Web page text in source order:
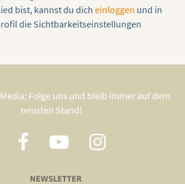
bist, kannst du dich einloggen und in
die Sichtbarkeitseinstellungen
Folge uns und bleib immer auf dem
neusten Stand!
NEWSLETTER